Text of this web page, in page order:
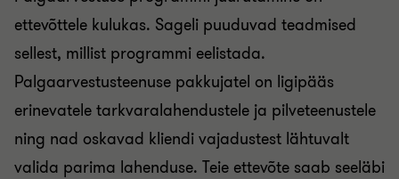
ettevõttele kulukas. Sageli puuduvad teadmised
sellest, millist programmi eelistada.
Palgaarvestusteenuse pakkujatel on ligipääs
erinevatele tarkvaralahendustele ja pilveteenustele
ning nad oskavad kliendi vajadustest lähtuvalt
valida parima lahenduse. Teie ettevõte saab seeläbi